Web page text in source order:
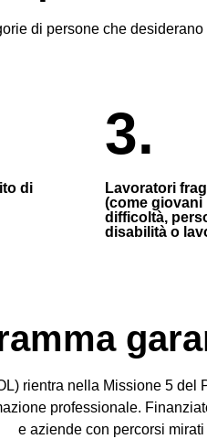
di persone che
di
3.
Lavoratori
(come giovani
difficoltà,
disabilità o
rientra nella Missione 5
professionale.
e aziende con percorsi